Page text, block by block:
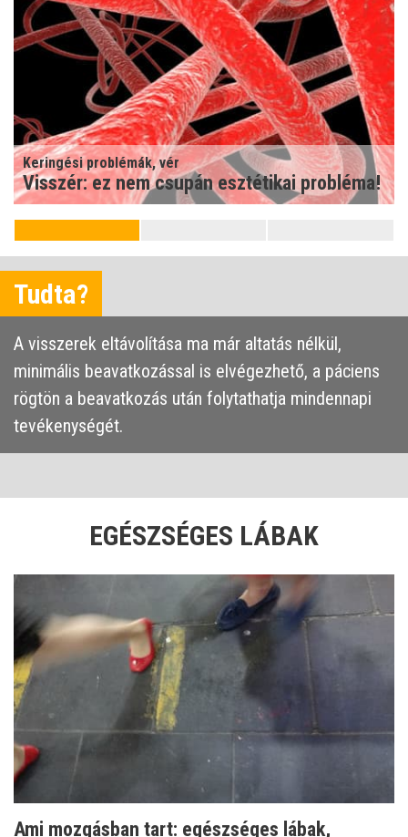
Keringési problémák, vér
Gyors, korszerű megoldás visszerek ellen
Tudta?
A visszerek eltávolítása ma már altatás nélkül,
minimális beavatkozással is elvégezhető, a páciens
rögtön a beavatkozás után folytathatja mindennapi
tevékenységét.
EGÉSZSÉGES LÁBAK
Ami mozgásban tart: egészséges lábak,